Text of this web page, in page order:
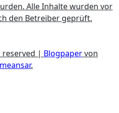
Alle Inhalte wurden vor
den Betreiber geprüft.
| Blogpapervon
.